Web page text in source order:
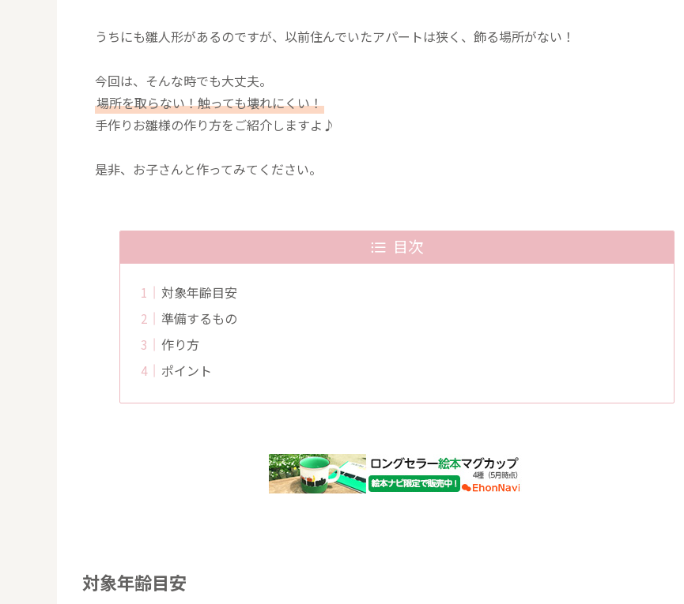
うちにも雛人形があるのですが、以前住んでいたアパートは狭く、飾る場所がない！
今回は、そんな時でも大丈夫。
場所を取らない！触っても壊れにくい！
手作りお雛様の作り方をご紹介しますよ♪
是非、お子さんと作ってみてください。
目次
対象年齢目安
準備するもの
作り方
ポイント
対象年齢目安